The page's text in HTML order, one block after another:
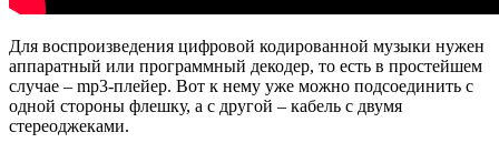
Для воспроизведения цифровой кодированной музыки нужен
аппаратный или программный декодер, то есть в простейшем
случае – mp3-плейер. Вот к нему уже можно подсоединить с
одной стороны флешку, а с другой – кабель с двумя
стереоджеками.